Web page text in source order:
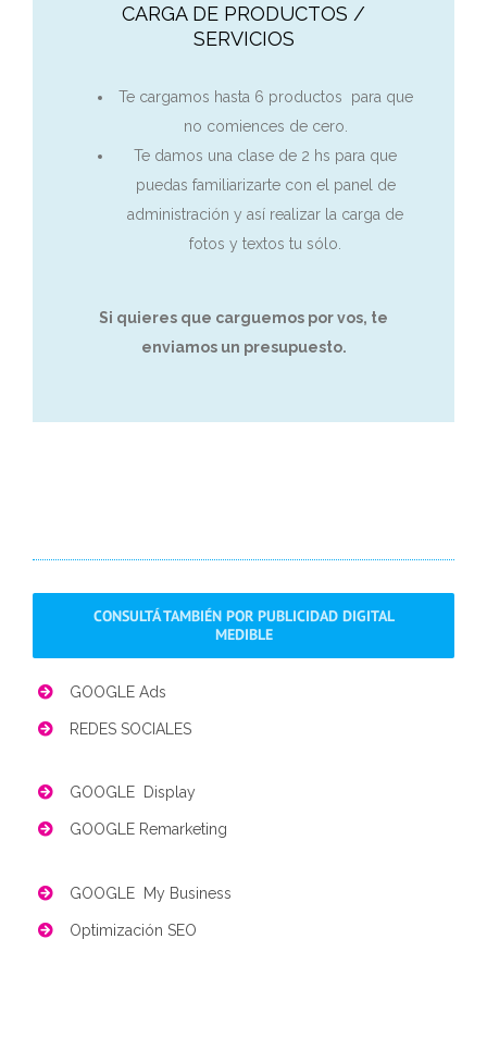
CARGA DE PRODUCTOS /
SERVICIOS
Te cargamos hasta 6 productos
para que
no comiences de cero.
Te damos una clase de 2 hs para que
puedas familiarizarte con el panel de
administración y así realizar la carga de
fotos y textos tu sólo.
Si quieres que carguemos por vos, te
enviamos un presupuesto.
CONSULTÁ TAMBIÉN POR PUBLICIDAD DIGITAL
MEDIBLE
GOOGLE Ads
REDES SOCIALES
GOOGLE Display
GOOGLE Remarketing
GOOGLE My Business
Optimización SEO